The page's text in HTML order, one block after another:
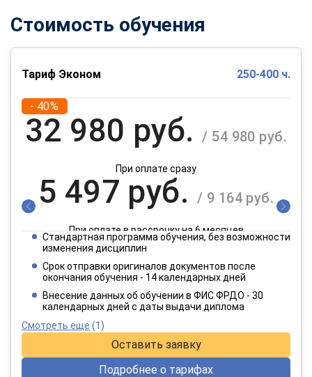
Стоимость обучения
Тариф Эконом 250-400 ч.
- 40%
32 980 руб. / 54 980 руб.
При оплате сразу
5 497 руб. / 9 164 руб.
При оплате в рассрочку на 6 месяцев
2 749 руб.
При оплате в рассрочку на 12 месяцев
Стандартная программа обучения, без возможности
изменения дисциплин
Срок отправки оригиналов документов после
окончания обучения - 14 календарных дней
Внесение данных об обучении в ФИС ФРДО - 30
календарных дней с даты выдачи диплома
Смотреть еще (1)
Оставить заявку
Подробнее о тарифах